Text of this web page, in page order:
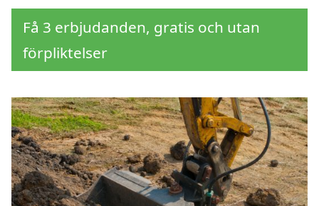
Få 3 erbjudanden, gratis och utan
förpliktelser